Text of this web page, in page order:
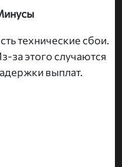
технические сбои.
за этого случаются
выплат.